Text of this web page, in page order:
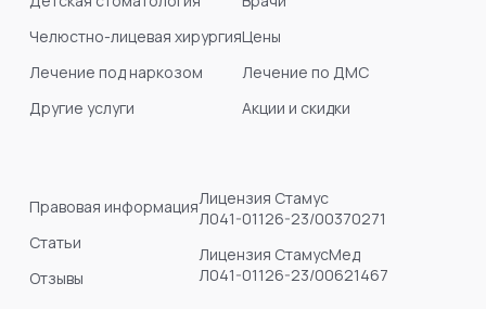
Челюстно-лицевая хирургия
Лечение под наркозом
Другие услуги
Цены
Лечение по ДМС
Акции и скидки
Правовая информация
Статьи
Отзывы
Лицензия Стамус
Л041-01126-23/00370271
Лицензия СтамусМед
Л041-01126-23/00621467